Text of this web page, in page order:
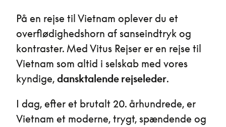
På en rejse til Vietnam oplever du et
overflødighedshorn af sanseindtryk og
kontraster. Med Vitus Rejser er en rejse til
Vietnam som altid i selskab med vores
kyndige, dansktalende rejseleder.
I dag, efter et brutalt 20. århundrede, er
Vietnam et moderne, trygt, spændende og